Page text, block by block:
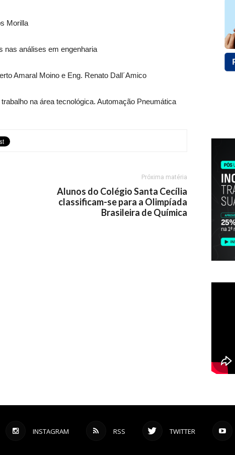
Morilla
nas análises em engenharia
Amaral Moino e Eng. Renato Dall´Amico
na área tecnológica. Automação Pneumática
Próxima matéria
Alunos do Colégio Santa Cecília
classificam-se para a Olimpíada
Brasileira de Química
INSTAGRAM RSS TWITTER